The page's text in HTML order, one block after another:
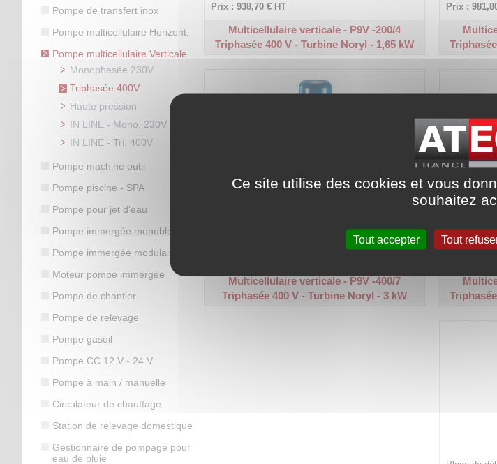
Pompe de transfert inox
Pompe multicellulaire Horizont.
Pompe multicellulaire Verticale
Monophasée 230V
Triphasée 400V
Haute pression
IN LINE - Mono. 230V
IN LINE - Tri. 400V
Pompe machine outil
Pompe piscine - SPA
Pompe pour jet d'eau
Pompe immergée monobloc
Pompe immergée modulaire
Moteur pompe immergée
Pompe de chantier
Pompe de relevage
Pompe gasoil
Pompe CC 12 V - 24 V
Pompe à main / manuelle
Circulateur de chauffage
Station de relevage domestique
Gestionnaire de pompage pour
eau de pluie
Prix : 938,70 € HT
Multicellulaire verticale - P9V -200/4
Triphasée 400 V - Turbine Noryl - 1,65 kW
Prix :
Multicellulaire verticale - P9V -400/7
Triphasée 400 V - Turbine Noryl - 3 kW
Code article
Ce site utilise des cookies et vous
souhaitez
Tout accepter Tout